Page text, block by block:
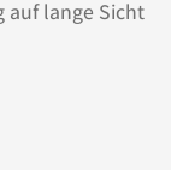
auf lange Sicht